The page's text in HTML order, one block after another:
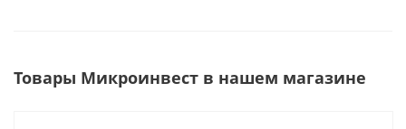
Товары Микроинвест в нашем магазине